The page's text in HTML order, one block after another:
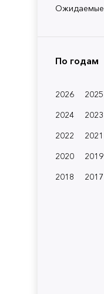
Ожидаемые
По годам
2026
2025
2024
2023
2022
2021
2020
2019
2018
2017